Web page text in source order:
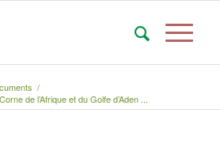
/
de l’Afrique et du Golfe d’Aden ...